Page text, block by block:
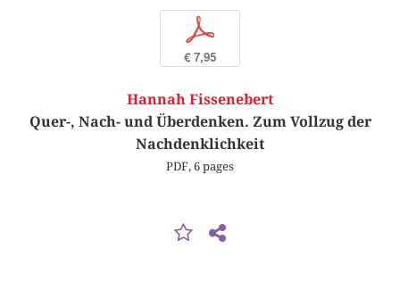
p
€ 7,95
Hannah Fissenebert
Quer-, Nach- und Überdenken. Zum Vollzug der
Nachdenklichkeit
PDF, 6 pages